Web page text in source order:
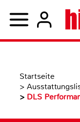
Startseite
>
> DLS